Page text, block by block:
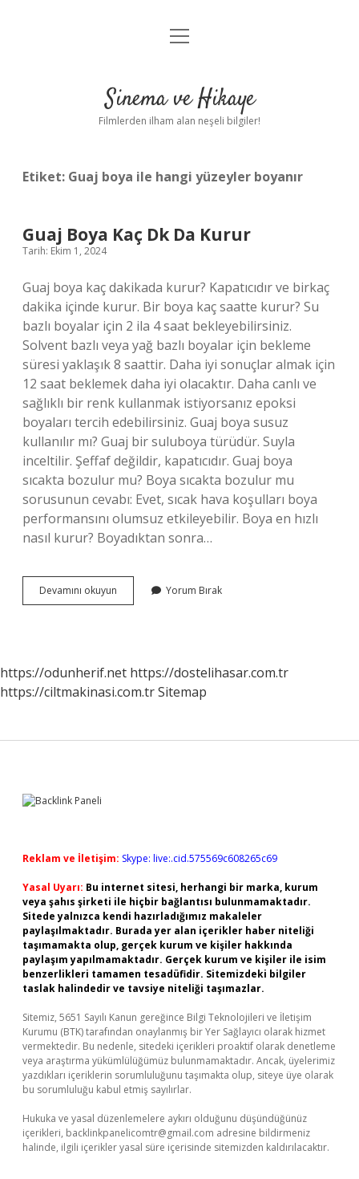
Gizlilik Politikası
Yasal Uyarı
menüyü
Sinema ve Hikaye
Filmlerden ilham alan neşeli bilgiler!
Etiket: Guaj boya ile hangi yüzeyler boyanır
Guaj Boya Kaç Dk Da Kurur
Tarih: Ekim 1, 2024
Guaj boya kaç dakikada kurur? Kapatıcıdır ve birkaç
dakika içinde kurur. Bir boya kaç saatte kurur? Su
bazlı boyalar için 2 ila 4 saat bekleyebilirsiniz.
Solvent bazlı veya yağ bazlı boyalar için bekleme
süresi yaklaşık 8 saattir. Daha iyi sonuçlar almak için
12 saat beklemek daha iyi olacaktır. Daha canlı ve
sağlıklı bir renk kullanmak istiyorsanız epoksi
boyaları tercih edebilirsiniz. Guaj boya susuz
kullanılır mı? Guaj bir suluboya türüdür. Suyla
inceltilir. Şeffaf değildir, kapatıcıdır. Guaj boya
sıcakta bozulur mu? Boya sıcakta bozulur mu
sorusunun cevabı: Evet, sıcak hava koşulları boya
performansını olumsuz etkileyebilir. Boya en hızlı
nasıl kurur? Boyadıktan sonra…
Devamını okuyun
Boya
Yorum Bırak
https://odunherif.net https://dostelihasar.com.tr
https://ciltmakinasi.com.trSitemap
Sidebar
Reklam ve İletişim: Skype: live:.cid.575569c608265c69
Yasal Uyarı: Bu internet sitesi, herhangi bir marka, kurum
veya şahıs şirketi ile hiçbir bağlantısı bulunmamaktadır.
Sitede yalnızca kendi hazırladığımız makaleler
paylaşılmaktadır. Burada yer alan içerikler haber niteliği
taşımamakta olup, gerçek kurum ve kişiler hakkında
paylaşım yapılmamaktadır. Gerçek kurum ve kişiler ile isim
benzerlikleri tamamen tesadüfidir. Sitemizdeki bilgiler
taslak halindedir ve tavsiye niteliği taşımazlar.
Sitemiz, 5651 Sayılı Kanun gereğince Bilgi Teknolojileri ve İletişim
Kurumu (BTK) tarafından onaylanmış bir Yer Sağlayıcı olarak hizmet
vermektedir. Bu nedenle, sitedeki içerikleri proaktif olarak denetleme
veya araştırma yükümlülüğümüz bulunmamaktadır. Ancak, üyelerimiz
yazdıkları içeriklerin sorumluluğunu taşımakta olup, siteye üye olarak
bu sorumluluğu kabul etmiş sayılırlar.
Hukuka ve yasal düzenlemelere aykırı olduğunu düşündüğünüz
içerikleri, backlinkpanelicomtr@gmail.com adresine bildirmeniz
halinde, ilgili içerikler yasal süre içerisinde sitemizden kaldırılacaktır.